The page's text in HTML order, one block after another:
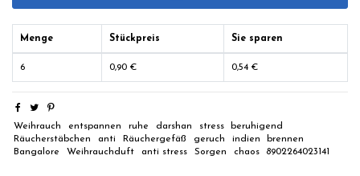
Menge Stückpreis Sie sparen
6 0,90 € 0,54 €
Weihrauch entspannen ruhe darshan stress
beruhigend
Räucherstäbchen
anti Räuchergefäß geruch indien
brennen
Bangalore
Weihrauchduft anti stress Sorgen chaos 8902264023141